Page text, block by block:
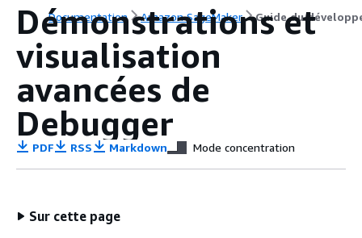
Documentation Amazon SageMaker Guide du
Démonstrations et
visualisation
avancées de
Debugger
PDF RSS Markdown Mode concentration
Sur cette page